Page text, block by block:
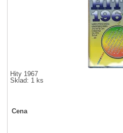
Hity 1967
Sklad: 1 ks
Cena